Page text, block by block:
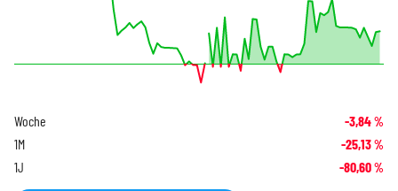
Woche -3,84%
1M -25,13%
1J -80,60%